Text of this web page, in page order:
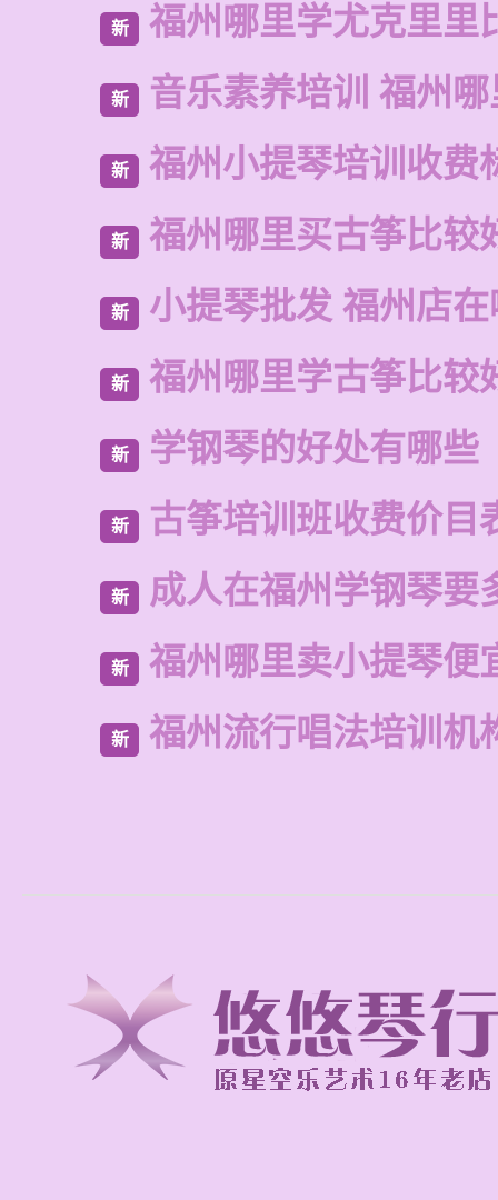
新 福州哪里学尤克里里
新 音乐素养培训 福州
新 福州小提琴培训收费
新 福州哪里买古筝比较
新 小提琴批发 福州店
新 福州哪里学古筝比较
新 学钢琴的好处有哪些
新 古筝培训班收费价目
新 成人在福州学钢琴要
新 福州哪里卖小提琴便
新 福州流行唱法培训机